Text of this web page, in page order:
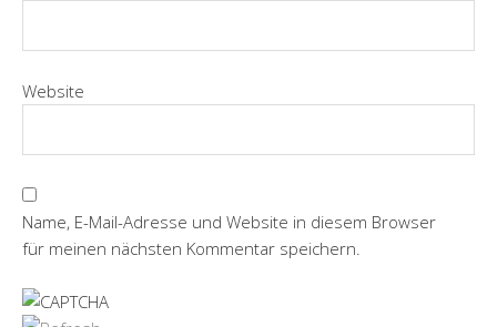
Website
Name, E-Mail-Adresse und Website in diesem Browser
für meinen nächsten Kommentar speichern.